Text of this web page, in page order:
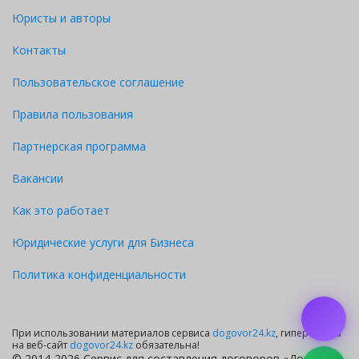
Юристы и авторы
Контакты
Пользовательское соглашение
Правила пользования
Партнерская программа
Вакансии
Как это работает
Юридические услуги для Бизнеса
Политика конфиденциальности
При использовании материалов сервиса dogovor24.kz, гиперссылка
на веб-сайт dogovor24.kz обязательна!